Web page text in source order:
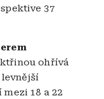
37
ohřívá
levnější
18 a 22